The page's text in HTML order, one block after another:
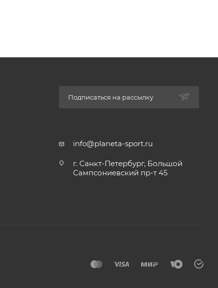
Подписаться на рассылку
info@planeta-sport.ru
г. Санкт-Петербург, Большой
Сампсониевский пр-т 45